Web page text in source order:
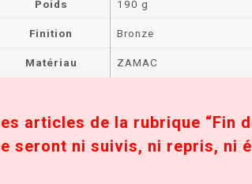
Poids 190 g
Finition Bronze
Matériau ZAMAC
articles de la rubrique “Fin
seront ni suivis, ni repris, ni